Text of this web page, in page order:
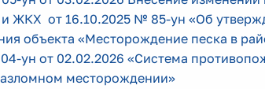
и ЖКХ от 16.10.2025 № 85-ун «Об
объекта «Месторождение песка в
ун от 02.02.2026 «Система
месторождении»